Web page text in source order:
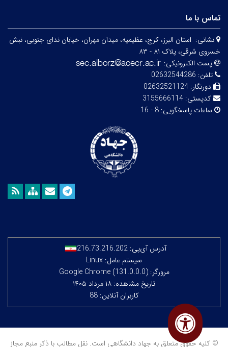
تماس با ما
نشانی: استان البرز، کرج، عظیمیه، میدان مهران، خیابان ندای جنوبی، نبش
خسروی شرقی، پلاک ۸۱ - ۸۳
پست الکترونیکی:
تلفن: 02632544286
دورنگار: 02632521124
کدپستی: 3155666114
ساعات پاسخگویی: 8 - 16
آدرس آی‌پی: 216.73.216.202
سیستم عامل: Linux
مرورگر: Google Chrome (131.0.0.0)
تاریخ مشاهده: ۱۸ مرداد ۱۴۰۵
کاربران آنلاین: 88
© کلیه حقوق متعلق به جهاد دانشگاهی است. نقل مطالب با ذکر منبع مجاز